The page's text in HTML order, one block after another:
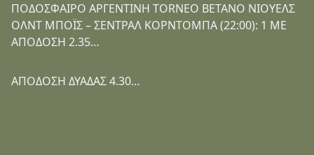
ΠΟΔΟΣΦΑΙΡΟ ΑΡΓΕΝΤΙΝΗ TORNEO BETANO ΝΙΟΥΕΛΣ
ΟΛΝΤ ΜΠΟΪΣ – ΣΕΝΤΡΑΛ ΚΟΡΝΤΟΜΠΑ (22:00): 1 ΜΕ
ΑΠΟΔΟΣΗ 2.35…
ΑΠΟΔΟΣΗ ΔΥΑΔΑΣ 4.30…